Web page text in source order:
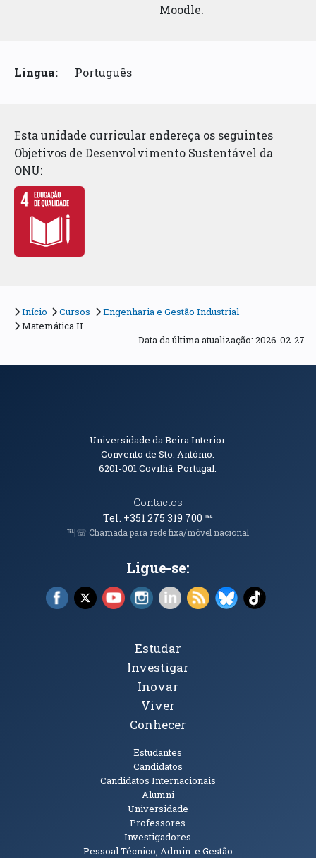
Moodle.
Língua: Português
Esta unidade curricular endereça os seguintes
Objetivos de Desenvolvimento Sustentável da
ONU:
Início Cursos
Engenharia e Gestão Industrial
Matemática II
Data da última atualização: 2026-02-27
Informações de Contacto
Universidade da Beira Interior
Convento de Sto. António.
6201-001Covilhã. Portugal.
Contactos
Tel. +351 275 319 700℡
℡|☏ Chamada para rede fixa/móvel nacional
Ligue-se:
Facebook (abre em nova janela)
X (abre em nova janela)
YouTube (abre em nova janela)
Instagram (abre em nova janela)
LinkedIn (abre em nova
RSS (abre em nova
Bluesky (abre
TikTok
Tópicos Principais
Estudar
Investigar
Inovar
Viver
Conhecer
Estudantes
Candidatos
Candidatos Internacionais
Alumni
Universidade
Professores
Investigadores
Pessoal Técnico, Admin. e Gestão